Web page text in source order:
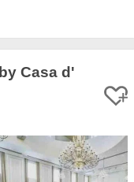
Casa d'